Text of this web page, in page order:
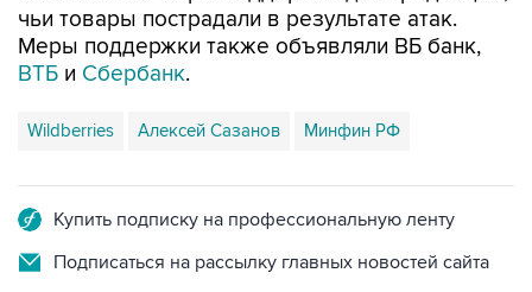
чьи товары пострадали в результате атак.
Меры поддержки также объявляли ВБ банк,
ВТБ и Сбербанк.
Wildberries Алексей Сазанов Минфин РФ
Купить подписку на профессиональную ленту
Подписаться на рассылку главных новостей сайта